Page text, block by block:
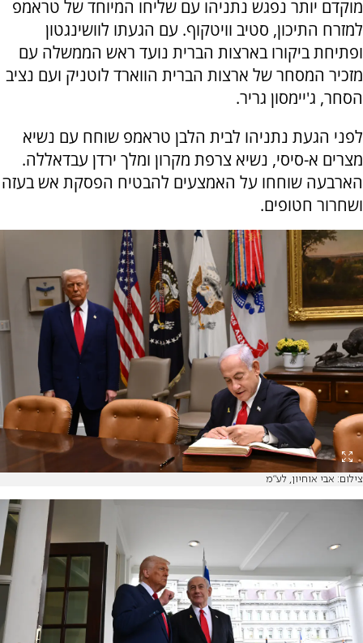
מוקדם יותר נפגש נתניהו עם שליחו המיוחד של טראמפ
למזרח התיכון, סטיב וויטקוף. עם הגעתו לוושינגטון
ופתיחת ביקורו בארצות הברית נועד ראש הממשלה עם
מזכיר המסחר של ארצות הברית הווארד לוטניק ועם נציב
הסחר, ג'יימסון גריר.
לפני הגעת נתניהו לבית הלבן טראמפ שוחח עם נשיא
מצרים א-סיסי, נשיא צרפת מקרון ומלך ירדן עבדאללה.
הארבעה שוחחו על האמצעים להבטיח הפסקת אש בעזה
ושחרור חטופים.
צילום: אבי אוחיון, לע"מ